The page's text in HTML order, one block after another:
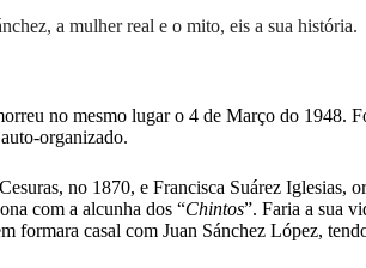
a mulher real e o mito, eis a sua história.
no mesmo lugar o 4 de Março do 1948.
organizado.
no 1870, e Francisca Suárez Iglesias,
com a alcunha dos “Chintos”. Faria a sua
casal com Juan Sánchez López,